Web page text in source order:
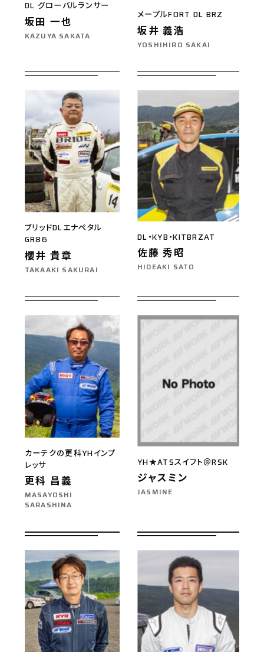
DL グローバルランサー
坂田 一也
KAZUYA SAKATA
メープルFORT DL BRZ
坂井 義浩
YOSHIHIRO SAKAI
ブリッドDLエナペタル
GR86
櫻井 貴章
TAKAAKI SAKURAI
DL・KYB・KITBRZAT
佐藤 秀昭
HIDEAKI SATO
カーテクの更科YHインプ
レッサ
更科 昌義
MASAYOSHI
SARASHINA
YH★ATSスイフト＠RSK
ジャスミン
JASMINE